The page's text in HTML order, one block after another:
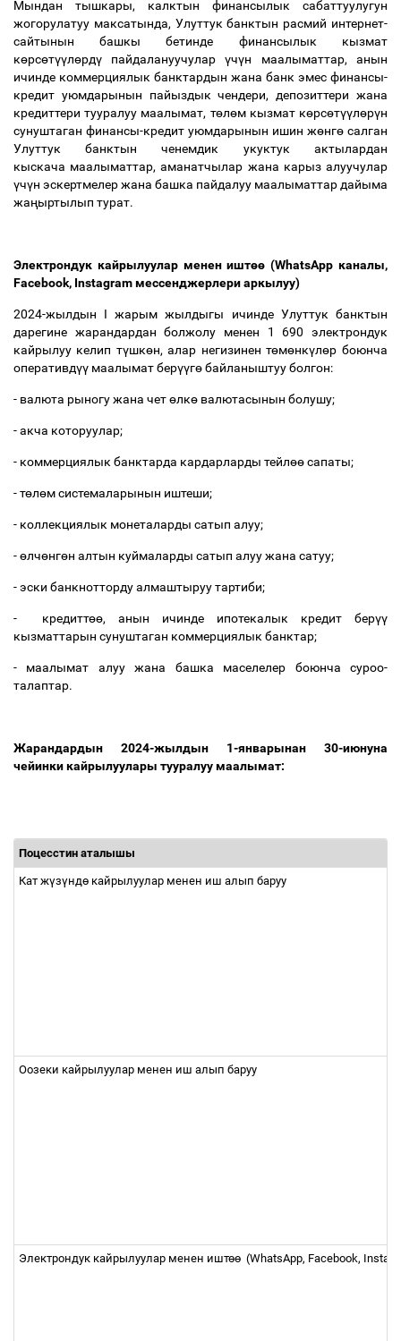
Мындан тышкары, калктын финансылык сабаттуулугун
жогорулатуу максатында, Улуттук банктын расмий интернет-
сайтынын башкы бетинде финансылык кызмат
көрсөтүүлөрдү пайдалануучуларүчүн маалыматтар, анын
ичинде коммерциялык банктардын жана банк эмес финансы-
кредит уюмдарынын пайыздык чендери, депозиттери жана
кредиттери тууралуу маалымат, төлөм кызмат көрсөтүүлөрүн
сунуштаган финансы-кредит уюмдарынын ишин жөнгө салган
Улуттук банктын ченемдик укуктук актылардан
кыскача маалыматтар, аманатчылар жана карыз алуучулар
үчүн эскертмелер жана башка пайдалуу маалыматтар дайыма
жаңыртылып турат.
Электрондук кайрылуулар менен иштөө (WhatsApp каналы,
Facebook, Instagram мессенджерлери аркылуу)
2024-жылдын I жарым жылдыгы ичинде Улуттук банктын
дарегине жарандардан болжолу менен 1 690 электрондук
кайрылуу келип түшкөн, алар негизинен төмөнкүлөр боюнча
оперативдүү маалымат берүүгөбайланыштуу болгон:
- валюта рыногу жана четөлкө валютасынын болушу;
- акча которуулар;
- коммерциялык банктарда кардарларды тейлөөсапаты;
- төлөм системаларынын иштеши;
- коллекциялык монеталарды сатып алуу;
-өлчөнгөн алтын куймаларды сатып алуу жана сатуу;
- эски банкнотторду алмаштыруу тартиби;
- кредиттөө, анын ичинде ипотекалык кредит берүү
кызматтарын сунуштаган коммерциялык банктар;
- маалымат алуу жана башка маселелер боюнча суроо-
талаптар.
Жарандардын 2024-жылдын 1-январынан 30-июнуна
чейинки кайрылуулары тууралуу маалымат:
Поцесстин аталышы
Кат жүзүндө кайрылуулар менен иш алып баруу
Оозеки кайрылуулар менен иш алып баруу
Электрондук кайрылуулар менен иштөө (WhatsApp, Facebook,